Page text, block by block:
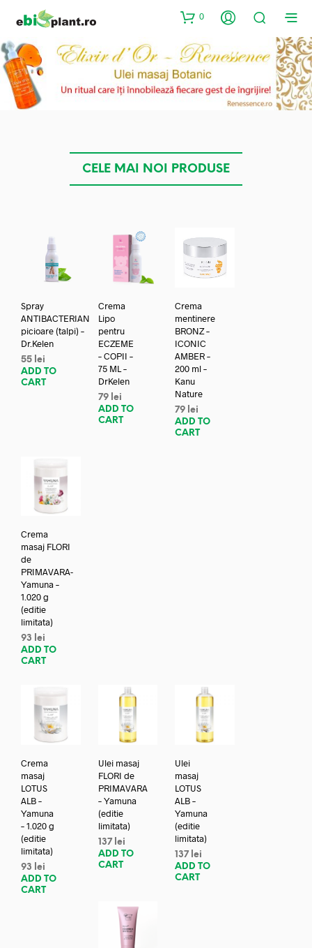
0
CELE MAI NOI PRODUSE
Spray
ANTIBACTERIAN
picioare (talpi) –
Dr.Kelen
55 lei
ADD TO
CART
Crema
Lipo
pentru
ECZEME
– COPII –
75 ML –
DrKelen
79 lei
ADD TO
CART
Crema
mentinere
BRONZ –
ICONIC
AMBER –
200 ml –
Kanu
Nature
79 lei
ADD TO
CART
Crema
masaj FLORI
de
PRIMAVARA-
Yamuna –
1.020 g
(editie
limitata)
93
lei
ADD TO
CART
Crema
masaj
LOTUS
ALB –
Yamuna
– 1.020 g
(editie
limitata)
93
lei
ADD TO
CART
Ulei masaj
FLORI de
PRIMAVARA
– Yamuna
(editie
limitata)
137 lei
ADD TO
CART
Ulei
masaj
LOTUS
ALB –
Yamuna
(editie
limitata)
137 lei
ADD TO
CART